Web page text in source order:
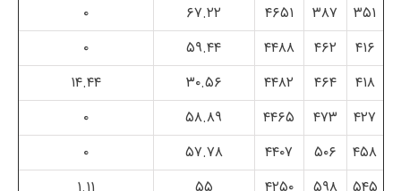
۳۵۱
۳۸۷ ۴۶۵۱ ۶۷.۲۲
۰
۴۱۶
۴۶۲ ۴۴۸۸ ۵۹.۴۴
۰
۴۱۸
۴۶۴ ۴۴۸۲ ۳۰.۵۶
۱۴.۴۴
۴۲۷
۴۷۳ ۴۴۶۵ ۵۸.۸۹
۰
۴۵۸
۵۰۶ ۴۴۰۷ ۵۷.۷۸
۰